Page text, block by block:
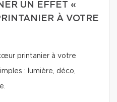
UN EFFET «
À VOTRE
printanier à votre
: lumière, déco,